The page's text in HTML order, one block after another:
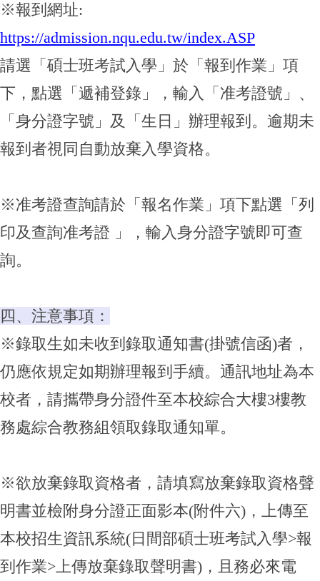
※報到網址:
https://admission.nqu.edu.tw/index.ASP
請選「碩士班考試入學」於「報到作業」項
下，點選「遞補登錄」，輸入「准考證號」、
「身分證字號」及「生日」辦理報到。逾期未
報到者視同自動放棄入學資格。
※准考證查詢請於「報名作業」項下點選「列
印及查詢准考證 」，輸入身分證字號即可查
詢。
四、注意事項：
※錄取生如未收到錄取通知書(掛號信函)者，
仍應依規定如期辦理報到手續。通訊地址為本
校者，請攜帶身分證件至本校綜合大樓3樓教
務處綜合教務組領取錄取通知單。
※欲放棄錄取資格者，請填寫放棄錄取資格聲
明書並檢附身分證正面影本(附件六)，上傳至
本校招生資訊系統(日間部碩士班考試入學>報
到作業>上傳放棄錄取聲明書)，且務必來電